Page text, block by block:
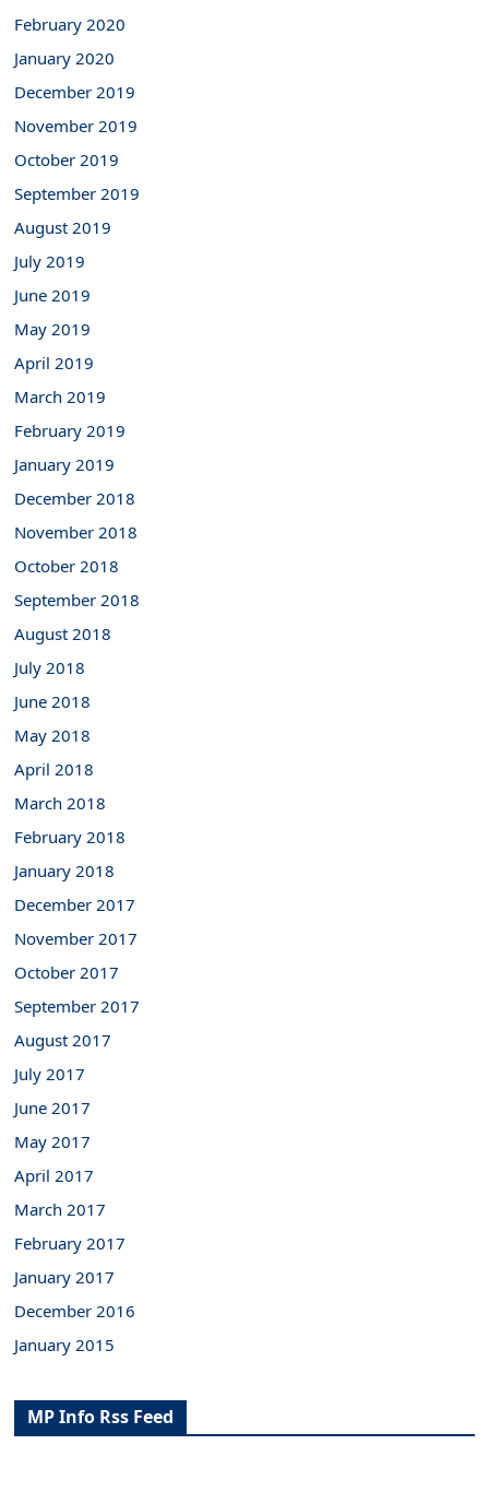
February 2020
January 2020
December 2019
November 2019
October 2019
September 2019
August 2019
July 2019
June 2019
May 2019
April 2019
March 2019
February 2019
January 2019
December 2018
November 2018
October 2018
September 2018
August 2018
July 2018
June 2018
May 2018
April 2018
March 2018
February 2018
January 2018
December 2017
November 2017
October 2017
September 2017
August 2017
July 2017
June 2017
May 2017
April 2017
March 2017
February 2017
January 2017
December 2016
January 2015
MP Info Rss Feed